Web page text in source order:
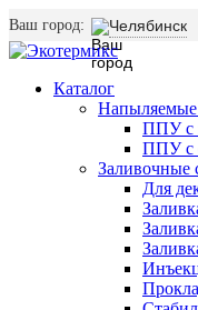
Ваш город: Челябинск
Каталог
ППУ с
ППУ с
Заливочные
Для